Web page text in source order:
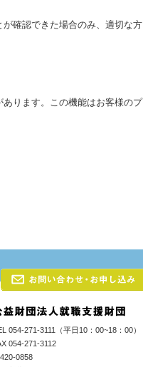
確認できた場合のみ、適切な方
ります。この機能はお客様のプ
054-271-3111（平日10：00~18：00）
054-271-3112
0858